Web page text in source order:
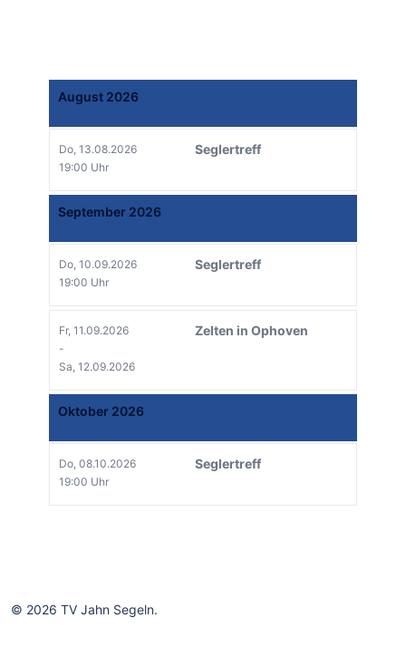
August 2026
Do, 13.08.2026
19:00 Uhr
Seglertreff
September 2026
Do, 10.09.2026
19:00 Uhr
Seglertreff
Fr, 11.09.2026
-
Sa, 12.09.2026
Zelten in Ophoven
Oktober 2026
Do, 08.10.2026
19:00 Uhr
Seglertreff
© 2026 TV Jahn Segeln.